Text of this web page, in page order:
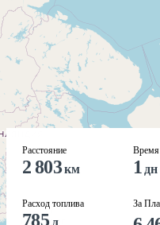
Расстояние
2 803км
Расход топлива
785л
Время
1 дн
За